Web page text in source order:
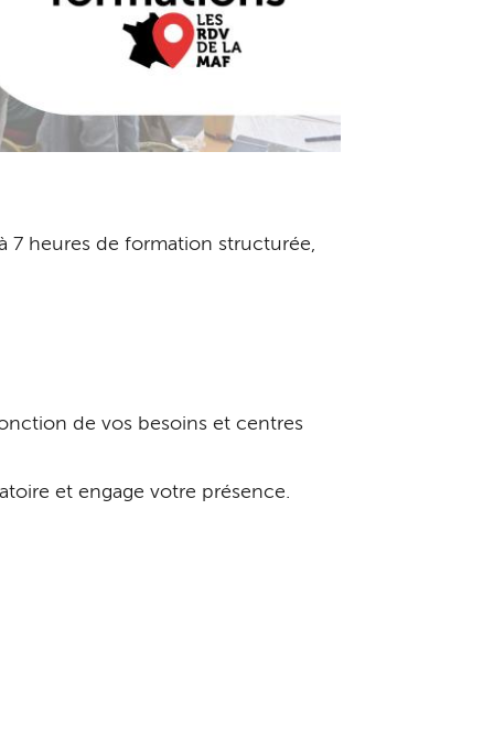
7 heures de formation structurée,
de vos besoins et centres
et engage votre présence.